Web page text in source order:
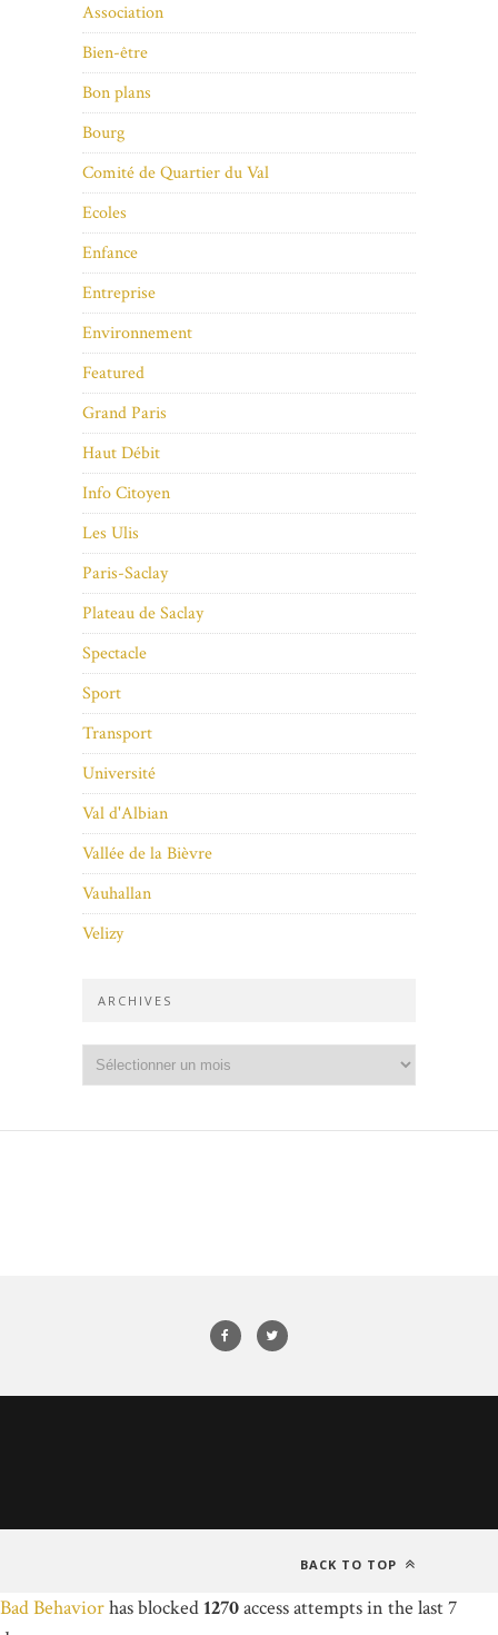
Association
Bien-être
Bon plans
Bourg
Comité de Quartier du Val
Ecoles
Enfance
Entreprise
Environnement
Featured
Grand Paris
Haut Débit
Info Citoyen
Les Ulis
Paris-Saclay
Plateau de Saclay
Spectacle
Sport
Transport
Université
Val d'Albian
Vallée de la Bièvre
Vauhallan
Velizy
ARCHIVES
BACK TO TOP
Bad Behaviorhas blocked1270access attempts in the last 7